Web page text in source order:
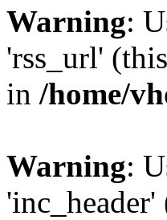
Warning:
'rss_url'
in /home/
Warning: